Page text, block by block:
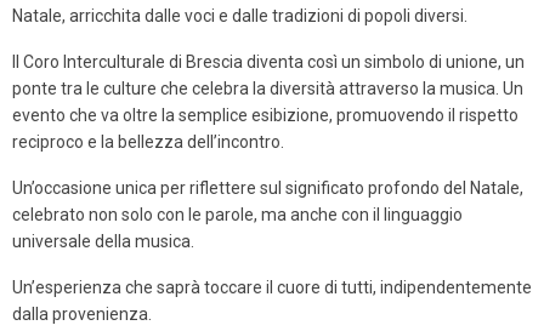
Natale, arricchita dalle voci e dalle tradizioni di popoli diversi.
Il Coro Interculturale di Brescia diventa così un simbolo di unione, un
ponte tra le culture che celebra la diversità attraverso la musica. Un
evento che va oltre la semplice esibizione, promuovendo il rispetto
reciproco e la bellezza dell’incontro.
Un’occasione unica per riflettere sul significato profondo del Natale,
celebrato non solo con le parole, ma anche con il linguaggio
universale della musica.
Un’esperienza che saprà toccare il cuore di tutti, indipendentemente
dalla provenienza.